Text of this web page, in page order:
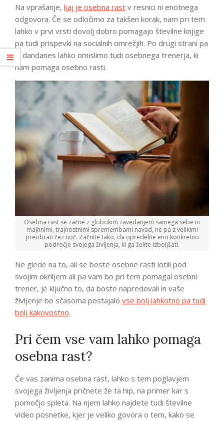
Na vprašanje, kaj je osebna rast v resnici ni enotnega
odgovora. Če se odločimo za takšen korak, nam pri tem
lahko v prvi vrsti dovolj dobro pomagajo številne knjige
pa tudi prispevki na socialnih omrežjih. Po drugi strani pa
si dandanes lahko omislimo tudi osebnega trenerja, ki
nam pomaga osebno rasti.
Osebna rast se začne z globokim zavedanjem samega sebe in
majhnimi, trajnostnimi spremembami navad, ne pa z velikimi
preobrati čez noč. Začnite tako, da opredelite eno konkretno
področje svojega življenja, ki ga želite izboljšati.
Ne glede na to, ali se boste osebne rasti lotili pod
svojim okriljem ali pa vam bo pri tem pomagal osebni
trener, je ključno to, da boste napredovali in vaše
življenje bo sčasoma postajalo vse bolj lahkotno pa tudi
bolj kakovostno.
Pri čem vse vam lahko pomaga
osebna rast?
Če vas zanima osebna rast, lahko s tem poglavjem
svojega življenja pričnete že ta hip, na primer kar s
pomočjo spleta. Na njem lahko najdete tudi številne
video posnetke, kjer je veliko govora o tem, kako se